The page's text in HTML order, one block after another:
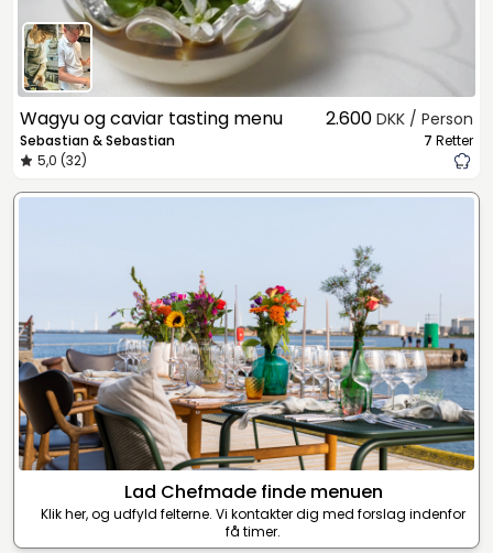
Wagyu og caviar tasting menu
Sebastian & Sebastian
5,0 (32)
2.600 DKK / Person
7 Retter
Lad Chefmade finde menuen
Klik her, og udfyld felterne. Vi kontakter dig med forslag indenfor
få timer.